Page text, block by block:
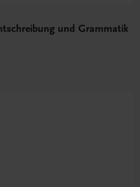
und Grammatik